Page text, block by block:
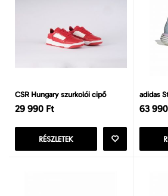
CSR Hungary szurkolói cipő
29 990 Ft
RÉSZLETEK
adidas
63